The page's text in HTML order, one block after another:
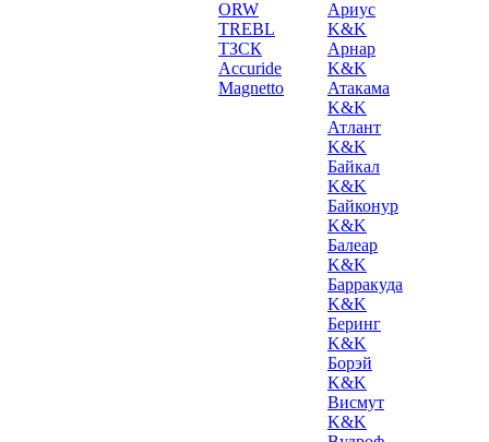
ORW
TREBL
ТЗСК
Accuride
Magnetto
Ариус
K&K
Арнар
K&K
Атакама
K&K
Атлант
K&K
Байкал
K&K
Байконур
K&K
Балеар
K&K
Барракуда
K&K
Беринг
K&K
Борэй
K&K
Висмут
K&K